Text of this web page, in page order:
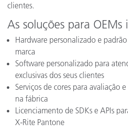
clientes.
As soluções para OEMs
Hardware personalizado e
marca
Software personalizado para
exclusivas dos seus clientes
Serviços de cores para avaliação
na fábrica
Licenciamento de SDKs e APIs
X-Rite Pantone